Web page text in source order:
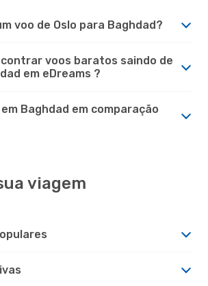
voo de Oslo para Baghdad?
voos baratos saindo de
em eDreams ?
Baghdad em comparação
viagem